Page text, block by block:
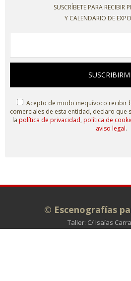
SUSCRÍBETE PARA RECIBIR
Y CALENDARIO DE
Acepto de modo inequívoco recibir
comerciales de esta entidad, declaro que
la política de privacidad, política de
aviso legal.
© Escenografías
Taller: C/ Isaías